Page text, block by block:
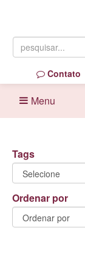
Contato
Menu
Tags
Ordenar por